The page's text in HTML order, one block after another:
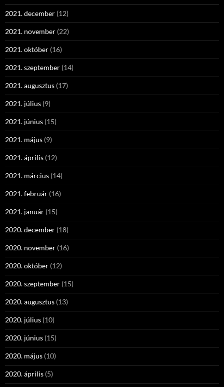
2021. december (12)
2021. november (22)
2021. október (16)
2021. szeptember (14)
2021. augusztus (17)
2021. július (9)
2021. június (15)
2021. május (9)
2021. április (12)
2021. március (14)
2021. február (16)
2021. január (15)
2020. december (18)
2020. november (16)
2020. október (12)
2020. szeptember (15)
2020. augusztus (13)
2020. július (10)
2020. június (15)
2020. május (10)
2020. április (5)